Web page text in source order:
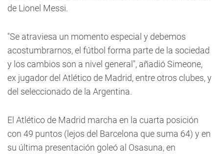
de Lionel Messi.
"Se atraviesa un momento especial y debemos
acostumbrarnos, el fútbol forma parte de la sociedad
y los cambios son a nivel general", añadió Simeone,
ex jugador del Atlético de Madrid, entre otros clubes, y
del seleccionado de la Argentina.
El Atlético de Madrid marcha en la cuarta posición
con 49 puntos (lejos del Barcelona que suma 64) y en
su última presentación goleó al Osasuna, en